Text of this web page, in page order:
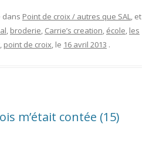
dans Point de croix / autres que SAL, et
, broderie, Carrie’s creation, école, les
, point de croix, le 16 avril 2013 .
m’était contée (15)